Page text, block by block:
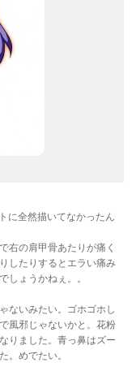
に全然描いてなかったん
右の肩甲骨あたりが痛く
したりするとエラい痛み
しょうかねぇ。。
ないみたい。ゴホゴホし
風邪じゃないかと。花粉
りました。青っ鼻はズー
。めでたい。